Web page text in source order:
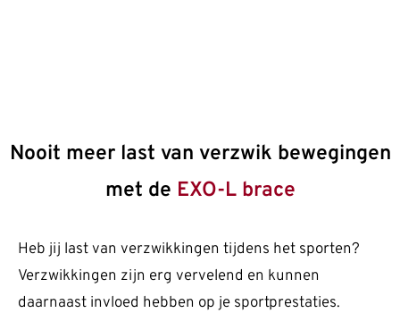
Nooit meer last van verzwik bewegingen
met de EXO-L brace
Heb jij last van verzwikkingen tijdens het sporten?
Verzwikkingen zijn erg vervelend en kunnen
daarnaast invloed hebben op je sportprestaties.